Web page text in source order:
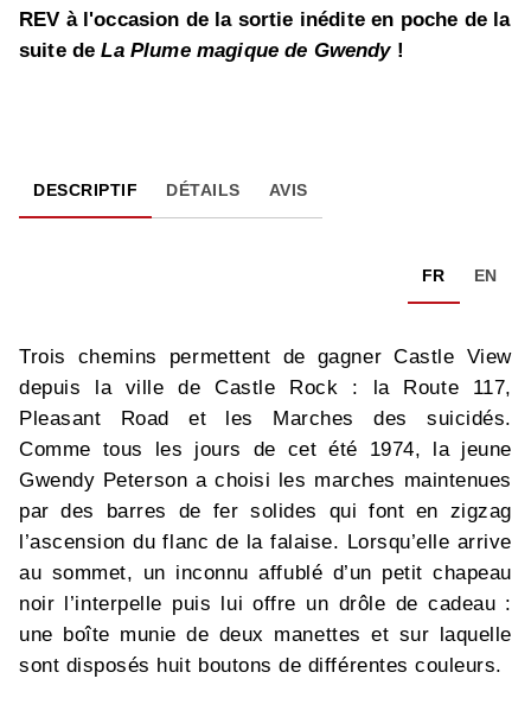
REV à l'occasion de la sortie inédite en poche de la
suite de La Plume magique de Gwendy!
DESCRIPTIF DÉTAILS AVIS
FR EN
Trois chemins permettent de gagner Castle View
depuis la ville de Castle Rock : la Route 117,
Pleasant Road et les Marches des suicidés.
Comme tous les jours de cet été 1974, la jeune
Gwendy Peterson a choisi les marches maintenues
par des barres de fer solides qui font en zigzag
l’ascension du flanc de la falaise. Lorsqu’elle arrive
au sommet, un inconnu affublé d’un petit chapeau
noir l’interpelle puis lui offre un drôle de cadeau :
une boîte munie de deux manettes et sur laquelle
sont disposés huit boutons de différentes couleurs.